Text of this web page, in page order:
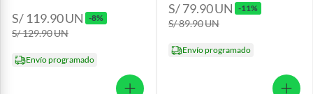
S/ 119.90UN -8%
S/ 129.90UN
Envío programado
S/ 79.90UN -11%
S/ 89.90UN
Envío programado